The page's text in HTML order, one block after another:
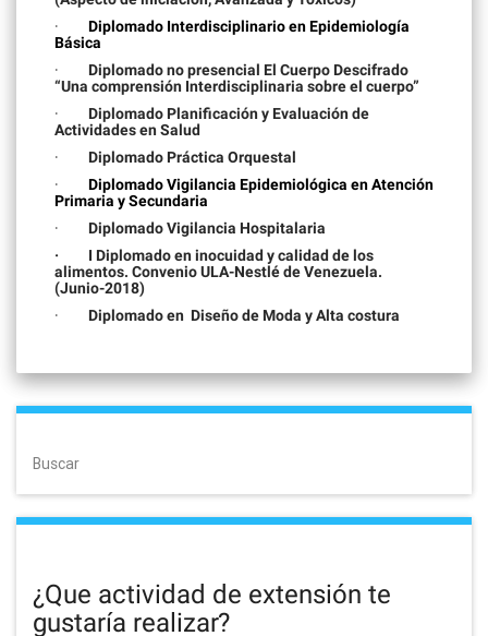
· Diplomado Interdisciplinario en Epidemiología
Básica
· Diplomado no presencial El Cuerpo Descifrado
“Una comprensión Interdisciplinaria sobre el cuerpo”
· Diplomado Planificación y Evaluación de
Actividades en Salud
· Diplomado Práctica Orquestal
· Diplomado Vigilancia Epidemiológica en Atención
Primaria y Secundaria
· Diplomado Vigilancia Hospitalaria
· I Diplomado en inocuidad y calidad de los
alimentos. Convenio ULA-Nestlé de Venezuela.
(Junio-2018)
· Diplomado en Diseño de Moda y Alta costura
Buscar
¿Que actividad de extensión te
gustaría realizar?